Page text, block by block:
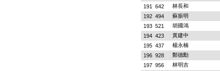
191
642
林長和
192 494
蘇振明
193 521
胡國鴻
194 423
黃建中
195 437
楊永楠
196 928
鄭德勳
197 956
林明吉